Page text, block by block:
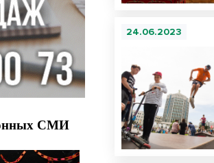
24.06.2023